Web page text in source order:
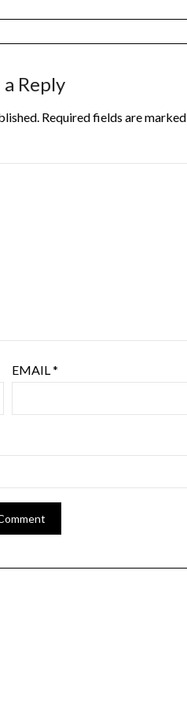
a Reply
Required fields are marked
EMAIL*